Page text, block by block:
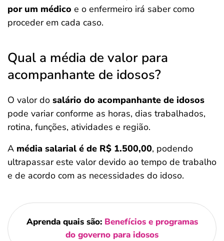
por um médico e o enfermeiro irá saber como
proceder em cada caso.
Qual a média de valor para
acompanhante de idosos?
O valor do salário do acompanhante de idosos
pode variar conforme as horas, dias trabalhados,
rotina, funções, atividades e região.
A média salarial é de R$ 1.500,00, podendo
ultrapassar este valor devido ao tempo de trabalho
e de acordo com as necessidades do idoso.
Aprenda quais são: Benefícios e programas
do governo para idosos